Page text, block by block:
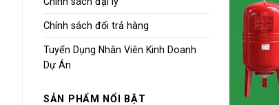
Chính sách đổi trả hàng
Tuyển Dụng Nhân Viên Kinh Doanh
Dự Án
SẢN PHẨM NỔI BẬT